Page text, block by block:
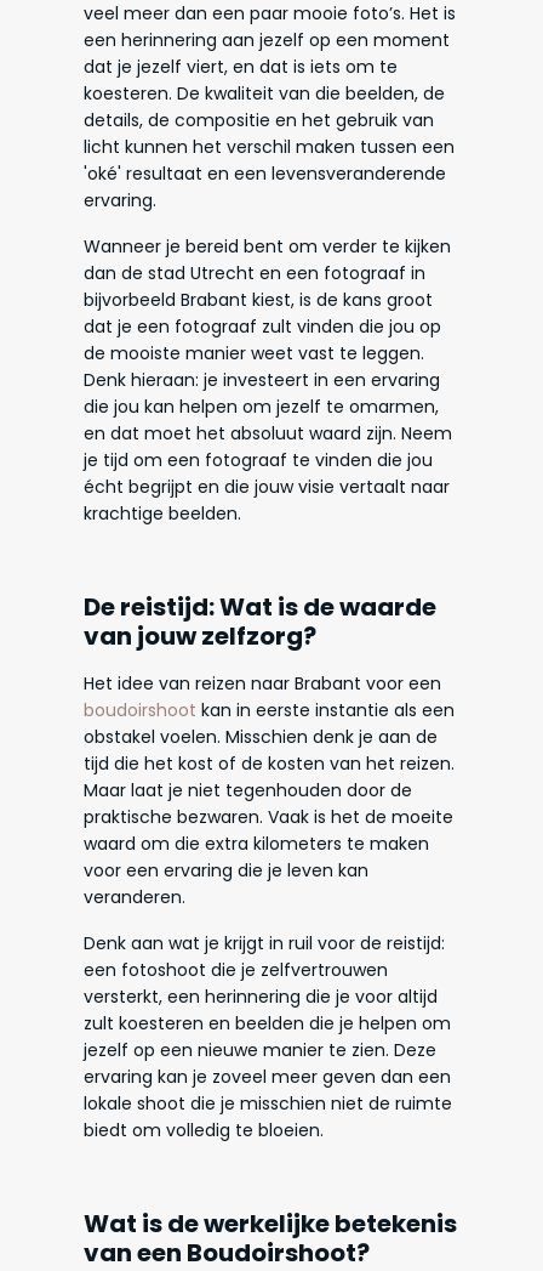
veel meer dan een paar mooie foto’s. Het is
een herinnering aan jezelf op een moment
dat je jezelf viert, en dat is iets om te
koesteren. De kwaliteit van die beelden, de
details, de compositie en het gebruik van
licht kunnen het verschil maken tussen een
'oké' resultaat en een levensveranderende
ervaring.
Wanneer je bereid bent om verder te kijken
dan de stad Utrecht en een fotograaf in
bijvorbeeld Brabant kiest, is de kans groot
dat je een fotograaf zult vinden die jou op
de mooiste manier weet vast te leggen.
Denk hieraan: je investeert in een ervaring
die jou kan helpen om jezelf te omarmen,
en dat moet het absoluut waard zijn. Neem
je tijd om een fotograaf te vinden die jou
écht begrijpt en die jouw visie vertaalt naar
krachtige beelden.
De reistijd: Wat is de waarde
van jouw zelfzorg?
Het idee van reizen naar Brabant voor een
boudoirshoot kan in eerste instantie als een
obstakel voelen. Misschien denk je aan de
tijd die het kost of de kosten van het reizen.
Maar laat je niet tegenhouden door de
praktische bezwaren. Vaak is het de moeite
waard om die extra kilometers te maken
voor een ervaring die je leven kan
veranderen.
Denk aan wat je krijgt in ruil voor de reistijd:
een fotoshoot die je zelfvertrouwen
versterkt, een herinnering die je voor altijd
zult koesteren en beelden die je helpen om
jezelf op een nieuwe manier te zien. Deze
ervaring kan je zoveel meer geven dan een
lokale shoot die je misschien niet de ruimte
biedt om volledig te bloeien.
Wat is de werkelijke betekenis
van een Boudoirshoot?